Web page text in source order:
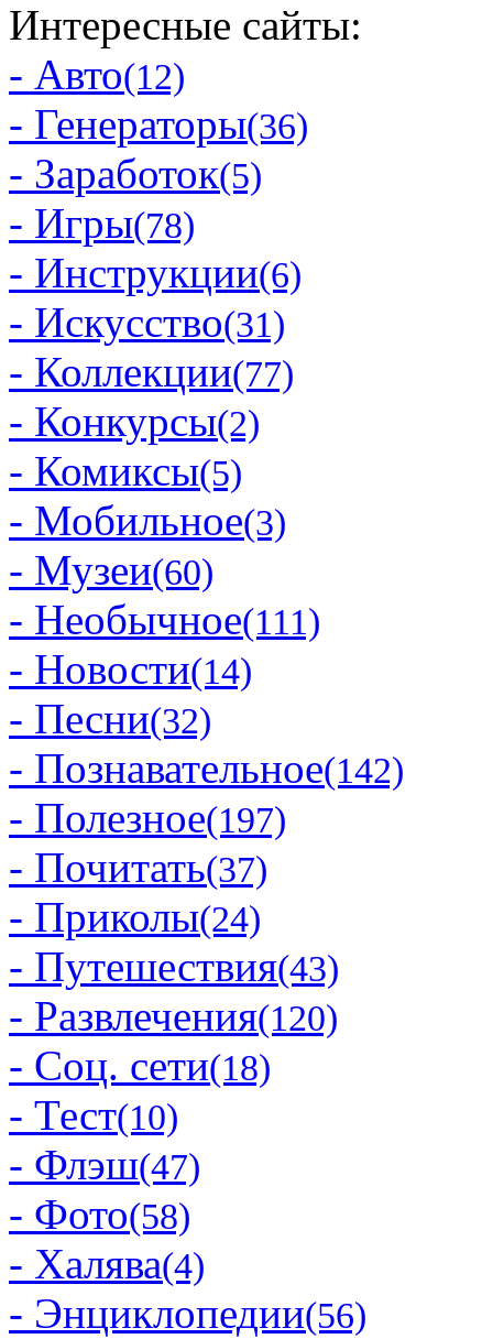
Интересные сайты:
- Авто(12)
- Генераторы(36)
- Заработок(5)
- Игры(78)
- Инструкции(6)
- Искусство(31)
- Коллекции(77)
- Конкурсы(2)
- Комиксы(5)
- Мобильное(3)
- Музеи(60)
- Необычное(111)
- Новости(14)
- Песни(32)
- Познавательное(142)
- Полезное(197)
- Почитать(37)
- Приколы(24)
- Путешествия(43)
- Развлечения(120)
- Соц. сети(18)
- Тест(10)
- Флэш(47)
- Фото(58)
- Халява(4)
- Энциклопедии(56)